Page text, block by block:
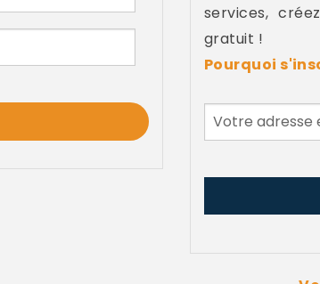
services,
gratuit !
Pourquoi